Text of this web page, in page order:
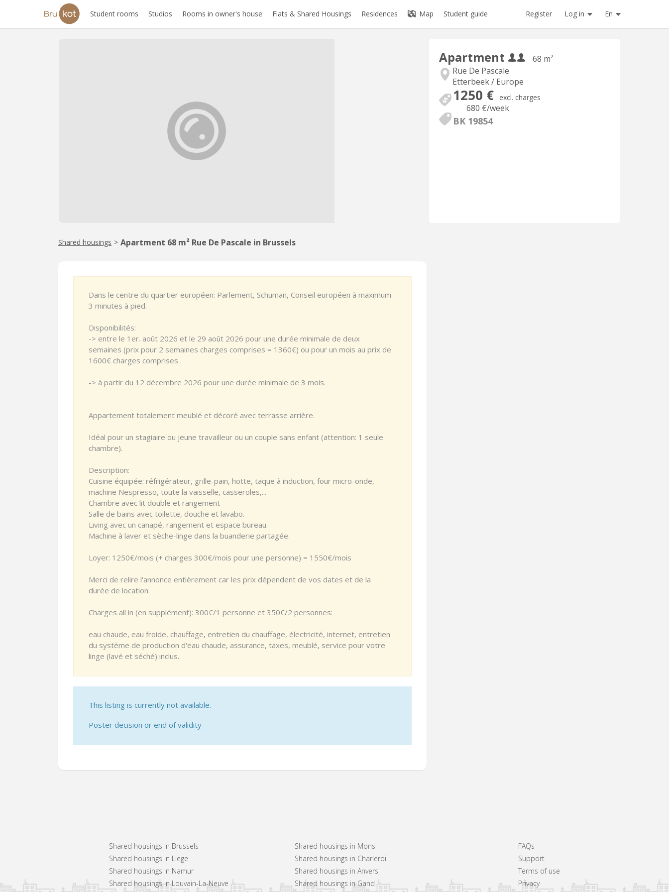
Student rooms Studios Rooms in owner's house Flats & Shared Housings Residences Map Student guide Register Log in En
Apartment
68 m²
Rue De Pascale
Etterbeek / Europe
1250 € excl. charges
680 €/week
BK 19854
Shared housings > Apartment 68 m² Rue De Pascale in Brussels
Dans le centre du quartier européen: Parlement, Schuman, Conseil européen à maximum
3 minutes à pied.
Disponibilités:
-> entre le 1er. août 2026 et le 29 août 2026 pour une durée minimale de deux
semaines (prix pour 2 semaines charges comprises = 1360€) ou pour un mois au prix de
1600€ charges comprises .
-> à partir du 12 décembre 2026 pour une durée minimale de 3 mois.
Appartement totalement meublé et décoré avec terrasse arrière.
Idéal pour un stagiaire ou jeune travailleur ou un couple sans enfant (attention: 1 seule
chambre).
Description:
Cuisine équipée: réfrigérateur, grille-pain, hotte, taque à induction, four micro-onde,
machine Nespresso, toute la vaisselle, casseroles,...
Chambre avec lit double et rangement
Salle de bains avec toilette, douche et lavabo.
Living avec un canapé, rangement et espace bureau.
Machine à laver et sèche-linge dans la buanderie partagée.
Loyer: 1250€/mois (+ charges 300€/mois pour une personne) = 1550€/mois
Merci de relire l'annonce entièrement car les prix dépendent de vos dates et de la
durée de location.
Charges all in (en supplément): 300€/1 personne et 350€/2 personnes:
eau chaude, eau froide, chauffage, entretien du chauffage, électricité, internet, entretien
du système de production d'eau chaude, assurance, taxes, meublé, service pour votre
linge (lavé et séché) inclus.
This listing is currently not available.
Poster decision or end of validity
Shared housings in Brussels
Shared housings in Liege
Shared housings in Namur
Shared housings in Louvain-La-Neuve
Shared housings in Mons
Shared housings in Charleroi
Shared housings in Anvers
Shared housings in Gand
FAQs
Support
Terms of use
Privacy